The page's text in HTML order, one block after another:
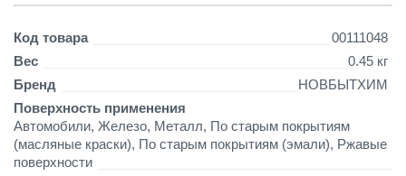
н
о
с
н
о
в
е
Детали
Код товара
00111048
Вес
0.45 кг
Бренд
НОВБЫТХИМ
Поверхность применения
Автомобили, Железо, Металл, По старым покрытиям
(масляные краски), По старым покрытиям (эмали), Ржавые
поверхности